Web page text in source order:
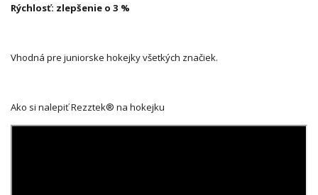
Rýchlosť: zlepšenie o 3 %
Vhodná pre juniorske hokejky všetkých značiek.
Ako si nalepiť Rezztek® na hokejku